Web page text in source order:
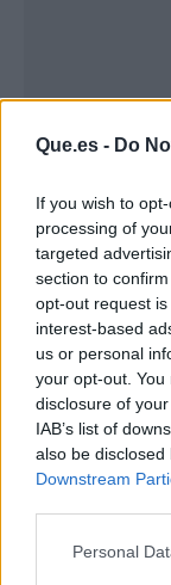
Que.es - Do
If you wish to
processing of
targeted
section to
opt-out request
interest-based
us or personal
your opt-out.
disclosure of
IAB’s list of
also be
Downstream
Personal